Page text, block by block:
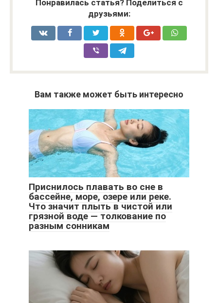
Понравилась статья? Поделиться с
друзьями:
Вам также может быть интересно
Приснилось плавать во сне в
бассейне, море, озере или реке.
Что значит плыть в чистой или
грязной воде — толкование по
разным сонникам